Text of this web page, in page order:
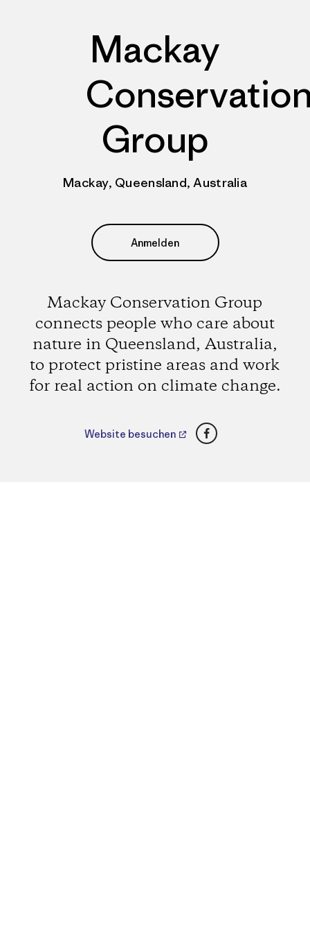
Mackay
Group
Mackay, Queensland, Australia
Anmelden
Mackay Conservation Group
connects people who care about
nature in Queensland, Australia,
to protect pristine areas and work
for real action on climate change.
Website besuchen Facebook